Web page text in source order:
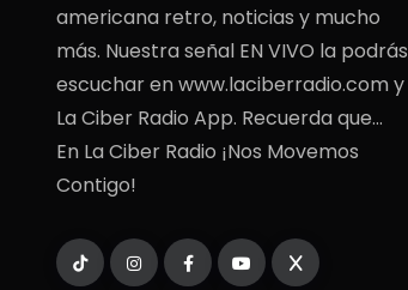
americana retro, noticias y mucho
más. Nuestra señal EN VIVO la podrás
escuchar en www.laciberradio.com y
La Ciber Radio App. Recuerda que...
En La Ciber Radio ¡Nos Movemos
Contigo!